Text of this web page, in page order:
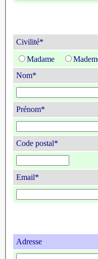
Civilité*
Madame
Nom*
Prénom*
Code postal*
Email*
Adresse